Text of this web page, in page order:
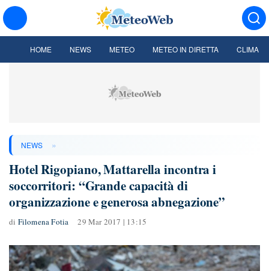
HOME NEWS METEO METEO IN DIRETTA CLIMA
NEWS »
Hotel Rigopiano, Mattarella incontra i
soccorritori: “Grande capacità di
organizzazione e generosa abnegazione”
di Filomena Fotia 29 Mar 2017 | 13:15